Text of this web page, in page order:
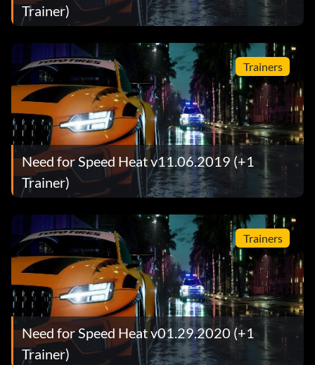
Trainer)
Trainers
Need for Speed Heat v11.06.2019 (+1
Trainer)
Trainers
Need for Speed Heat v01.29.2020 (+1
Trainer)